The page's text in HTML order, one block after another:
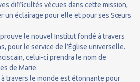
difficultés vécues dans cette mission,
un éclairage pour elle et pour ses Sœurs
le nouvel Institut fondé à travers
pour le service de l’Église universelle.
celui-ci prendra le nom de
de Marie.
à travers le monde est étonnante pour